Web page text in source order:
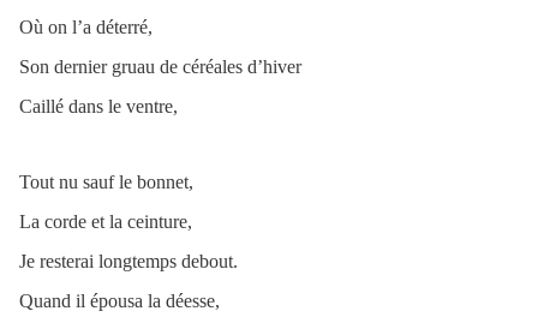
Où on l’a déterré,
Son dernier gruau de céréales d’hiver
Caillé dans le ventre,
Tout nu sauf le bonnet,
La corde et la ceinture,
Je resterai longtemps debout.
Quand il épousa la déesse,